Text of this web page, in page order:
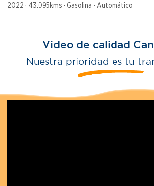
2022 43.095kms Gasolina Automático
Video de calidad
Nuestra prioridad es tu